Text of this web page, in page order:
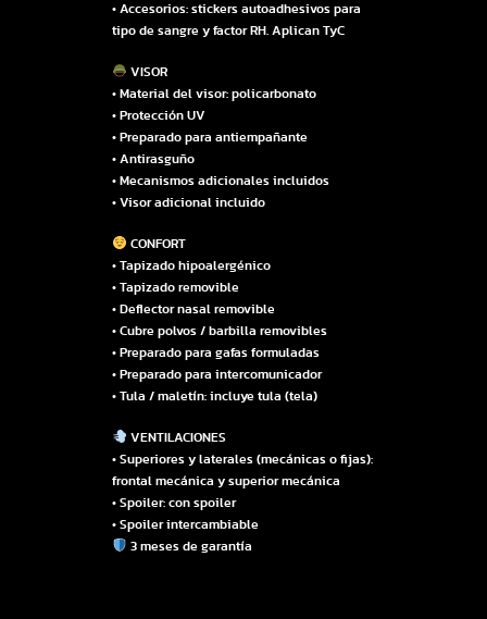
• Accesorios: stickers autoadhesivos para
tipo de sangre y factor RH. Aplican TyC
VISOR
• Material del visor: policarbonato
• Protección UV
• Preparado para antiempañante
• Antirasguño
• Mecanismos adicionales incluidos
• Visor adicional incluido
CONFORT
• Tapizado hipoalergénico
• Tapizado removible
• Deflector nasal removible
• Cubre polvos / barbilla removibles
• Preparado para gafas formuladas
• Preparado para intercomunicador
• Tula / maletín: incluye tula (tela)
VENTILACIONES
• Superiores y laterales (mecánicas o fijas):
frontal mecánica y superior mecánica
• Spoiler: con spoiler
• Spoiler intercambiable
3 meses de garantía